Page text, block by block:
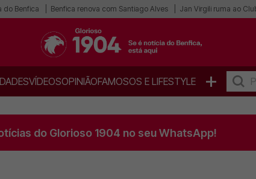
do Benfica Benfica renova com Santiago Alves Jan Virgili ruma ao
VÍDEOSOPINIÃOFAMOSOS E LIFESTYLE +
do Glorioso 1904 no seu WhatsApp!